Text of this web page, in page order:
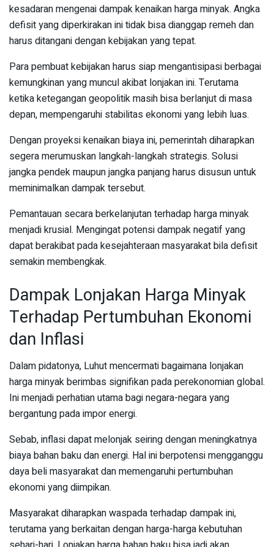
kesadaran mengenai dampak kenaikan harga minyak. Angka
defisit yang diperkirakan ini tidak bisa dianggap remeh dan
harus ditangani dengan kebijakan yang tepat.
Para pembuat kebijakan harus siap mengantisipasi berbagai
kemungkinan yang muncul akibat lonjakan ini. Terutama
ketika ketegangan geopolitik masih bisa berlanjut di masa
depan, mempengaruhi stabilitas ekonomi yang lebih luas.
Dengan proyeksi kenaikan biaya ini, pemerintah diharapkan
segera merumuskan langkah-langkah strategis. Solusi
jangka pendek maupun jangka panjang harus disusun untuk
meminimalkan dampak tersebut.
Pemantauan secara berkelanjutan terhadap harga minyak
menjadi krusial. Mengingat potensi dampak negatif yang
dapat berakibat pada kesejahteraan masyarakat bila defisit
semakin membengkak.
Dampak Lonjakan Harga Minyak
Terhadap Pertumbuhan Ekonomi
dan Inflasi
Dalam pidatonya, Luhut mencermati bagaimana lonjakan
harga minyak berimbas signifikan pada perekonomian global.
Ini menjadi perhatian utama bagi negara-negara yang
bergantung pada impor energi.
Sebab, inflasi dapat melonjak seiring dengan meningkatnya
biaya bahan baku dan energi. Hal ini berpotensi mengganggu
daya beli masyarakat dan memengaruhi pertumbuhan
ekonomi yang diimpikan.
Masyarakat diharapkan waspada terhadap dampak ini,
terutama yang berkaitan dengan harga-harga kebutuhan